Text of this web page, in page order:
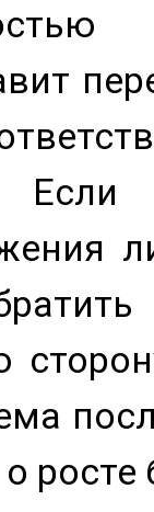
Если